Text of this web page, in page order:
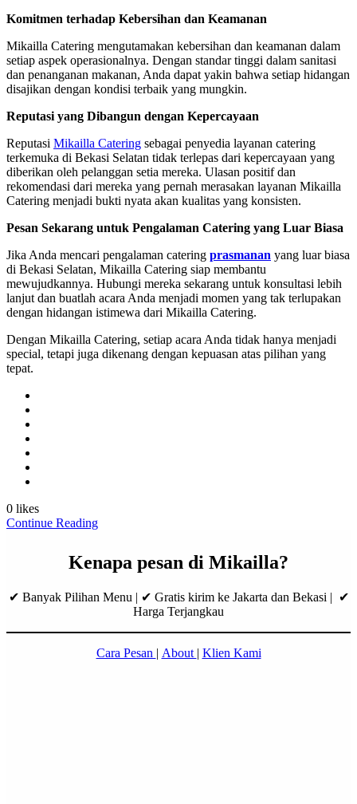
Komitmen terhadap Kebersihan dan Keamanan
Mikailla Catering mengutamakan kebersihan dan keamanan dalam
setiap aspek operasionalnya. Dengan standar tinggi dalam sanitasi
dan penanganan makanan, Anda dapat yakin bahwa setiap hidangan
disajikan dengan kondisi terbaik yang mungkin.
Reputasi yang Dibangun dengan Kepercayaan
Reputasi Mikailla Catering sebagai penyedia layanan catering
terkemuka di Bekasi Selatan tidak terlepas dari kepercayaan yang
diberikan oleh pelanggan setia mereka. Ulasan positif dan
rekomendasi dari mereka yang pernah merasakan layanan Mikailla
Catering menjadi bukti nyata akan kualitas yang konsisten.
Pesan Sekarang untuk Pengalaman Catering yang Luar Biasa
Jika Anda mencari pengalaman catering prasmanan yang luar biasa
di Bekasi Selatan, Mikailla Catering siap membantu
mewujudkannya. Hubungi mereka sekarang untuk konsultasi lebih
lanjut dan buatlah acara Anda menjadi momen yang tak terlupakan
dengan hidangan istimewa dari Mikailla Catering.
Dengan Mikailla Catering, setiap acara Anda tidak hanya menjadi
special, tetapi juga dikenang dengan kepuasan atas pilihan yang
tepat.
0 likes
Continue Reading
Kenapa pesan di Mikailla?
✔ Banyak Pilihan Menu | ✔ Gratis kirim ke Jakarta dan Bekasi | ✔
Harga Terjangkau
Cara Pesan | About | Klien Kami